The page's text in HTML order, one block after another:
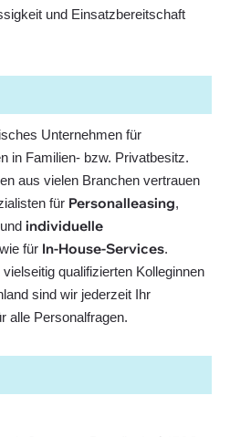
und Einsatzbereitschaft
Unternehmen für
in Familien- bzw. Privatbesitz.
aus vielen Branchen vertrauen
für Personalleasing,
und individuelle
für In-House-Services.
qualifizierten Kolleginnen
sind wir jederzeit Ihr
alle Personalfragen.